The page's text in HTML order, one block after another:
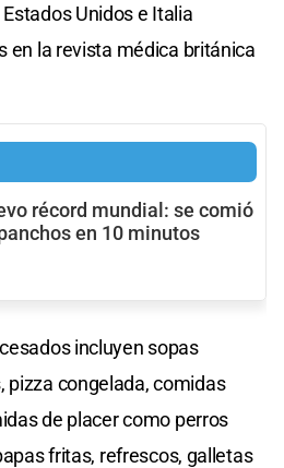
Unidos e Italia
en la revista médica británica
récord mundial: se comió
en 10 minutos
incluyen sopas
pizza congelada, comidas
de placer como perros
fritas, refrescos, galletas